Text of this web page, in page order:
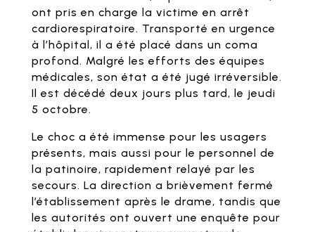
ont pris en charge la victime en arrêt
cardiorespiratoire. Transporté en urgence
à l’hôpital, il a été placé dans un coma
profond. Malgré les efforts des équipes
médicales, son état a été jugé irréversible.
Il est décédé deux jours plus tard, le jeudi
5 octobre.
Le choc a été immense pour les usagers
présents, mais aussi pour le personnel de
la patinoire, rapidement relayé par les
secours. La direction a brièvement fermé
l’établissement après le drame, tandis que
les autorités ont ouvert une enquête pour